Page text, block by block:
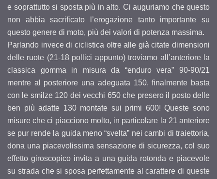
e soprattutto si sposta più in alto. Ci auguriamo che questo
non abbia sacrificato l’erogazione tanto importante su
questo genere di moto, più dei valori di potenza massima.
Parlando invece di ciclistica oltre alle già citate dimensioni
delle ruote (21-18 pollici appunto) troviamo all’anteriore la
classica gomma in misura da “enduro vera” 90-90/21
mentre al posteriore una adeguata 150, finalmente basta
con le smilze 120 dei vecchi 650 che presero il posto delle
ben più adatte 130 montate sui primi 600! Queste sono
misure che ci piacciono molto, in particolare la 21 anteriore
se pur rende la guida meno “svelta” nei cambi di traiettoria,
dona una piacevolissima sensazione di sicurezza, col suo
effetto giroscopico invita a una guida rotonda e piacevole
su strada che si sposa perfettamente al carattere di queste